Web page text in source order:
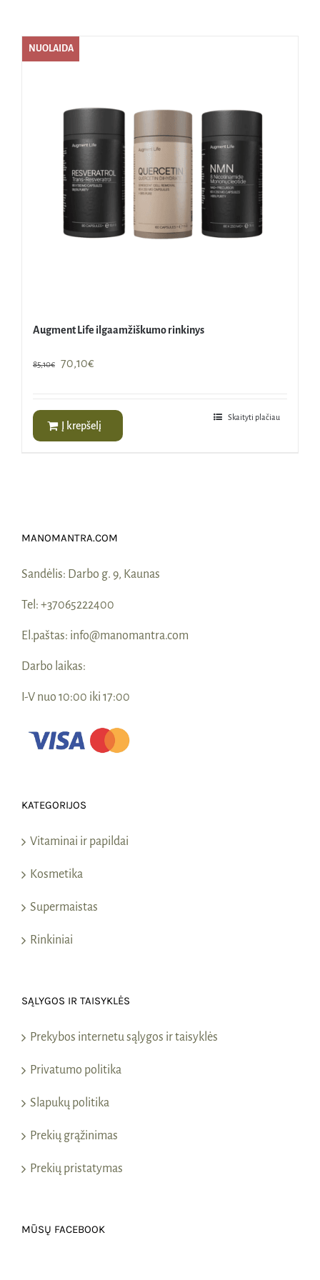
NUOLAIDA
Augment Life ilgaamžiškumo rinkinys
85,10€
Original
70,10€
70,10€.
Į krepšelį
Skaityti plačiau
MANOMANTRA.COM
Sandėlis: Darbo g. 9, Kaunas
Tel: +37065222400
El.paštas: info@manomantra.com
Darbo laikas:
I-V nuo 10:00 iki 17:00
KATEGORIJOS
Vitaminai ir papildai
Kosmetika
Supermaistas
Rinkiniai
SĄLYGOS IR TAISYKLĖS
Prekybos internetu sąlygos ir taisyklės
Privatumo politika
Slapukų politika
Prekių grąžinimas
Prekių pristatymas
MŪSŲ FACEBOOK